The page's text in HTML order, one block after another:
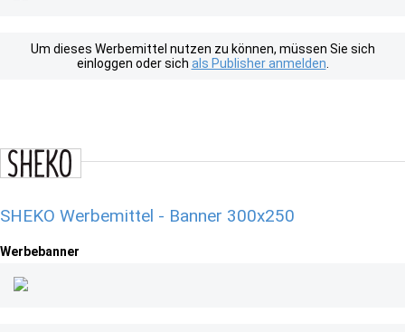
Um dieses Werbemittel nutzen zu können, müssen Sie sich
einloggen oder sich als Publisher anmelden
SHEKO Werbemittel - Banner 300x250
Werbebanner